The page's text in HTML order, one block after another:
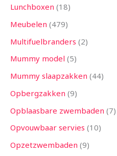
Lunchboxen 18
Meubelen 479
Multifuelbranders 2
Mummy model 5
Mummy slaapzakken 44
Opbergzakken 9
Opblaasbare zwembaden 7
Opvouwbaar servies 10
Opzetzwembaden 9